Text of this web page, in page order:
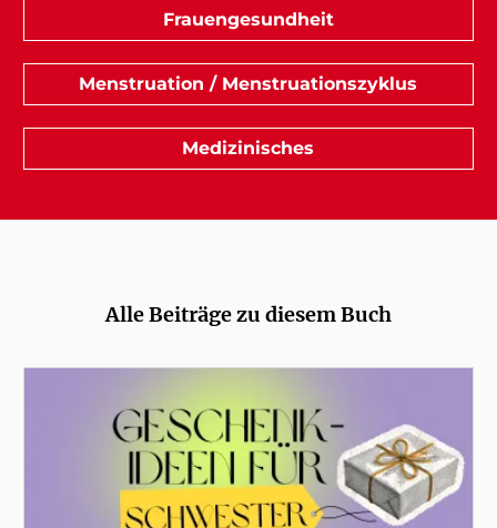
Frauengesundheit
Menstruation / Menstruationszyklus
Medizinisches
Alle Beiträge zu diesem Buch